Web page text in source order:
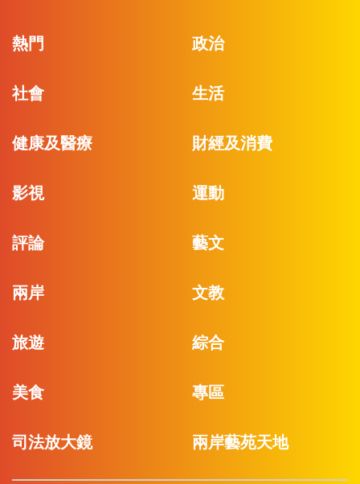
熱門 政治
社會 生活
健康及醫療 財經及消費
影視 運動
評論 藝文
兩岸 文教
旅遊 綜合
美食 專區
司法放大鏡 兩岸藝苑天地